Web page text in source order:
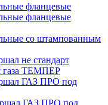
фланцевые
фланцевые
со штампованным
не стандарт
газа ТЕМПЕР
ГАЗ ПРО под
ГАЗ ПРО под